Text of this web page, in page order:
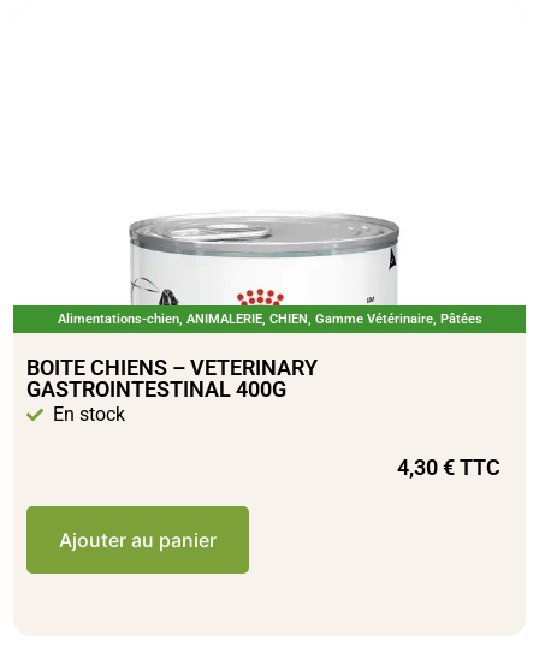
Alimentations-chien, ANIMALERIE, CHIEN, Gamme Vétérinaire, Pâtées
BOITE CHIENS – VETERINARY
GASTROINTESTINAL 400G
En stock
4,30€TTC
Ajouter au panier